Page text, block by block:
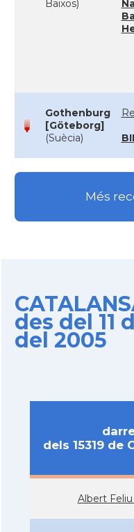
Baixos)
Gothenburg
[Göteborg]
(Suècia)
Més
des del 11
del 2005
dels 15319 de
Albert